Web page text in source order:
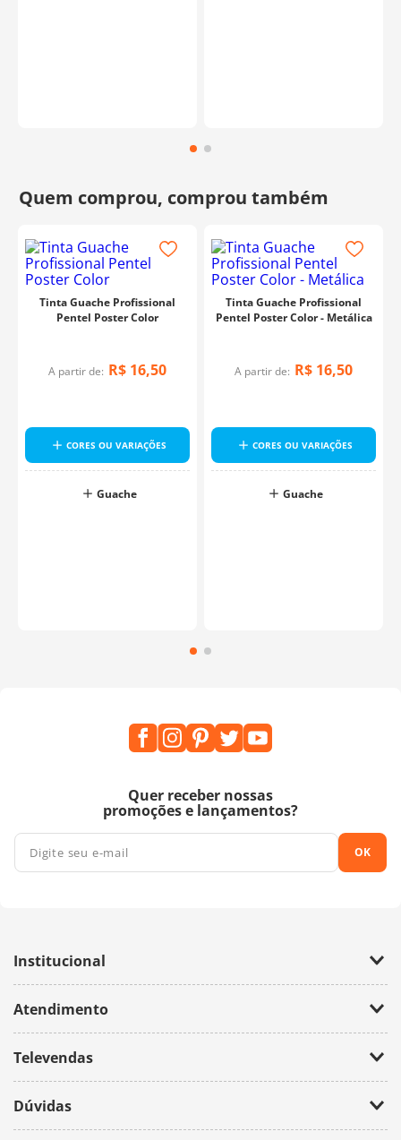
Tinta Guache Profissional
Pentel Poster Color
A partir de: R$ 16,50
CORES OU VARIAÇÕES
Guache
Tinta Guache Profissional
Pentel Poster Color - Metálica
A partir de: R$ 16,50
CORES OU VARIAÇÕES
Guache
Quer receber nossas
promoções e lançamentos?
OK
Institucional
Trabalhe Conosco
Política de Privacidade
Atendimento
Televendas
atendimento@bazarhorizonte.com.br
Segunda à Sexta das 09h00 às 17h00
Dúvidas